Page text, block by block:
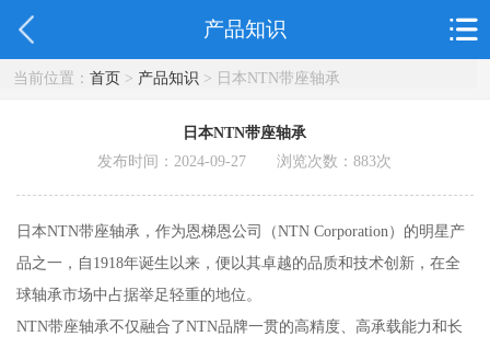
产品知识
当前位置： 首页> 产品知识 > 日本NTN带座轴承
日本NTN带座轴承
发布时间：2024-09-27 浏览次数：883次
日本NTN带座轴承，作为恩梯恩公司（NTN Corporation）的明星产
品之一，自1918年诞生以来，便以其卓越的品质和技术创新，在全
球轴承市场中占据举足轻重的地位。
NTN带座轴承不仅融合了NTN品牌一贯的高精度、高承载能力和长